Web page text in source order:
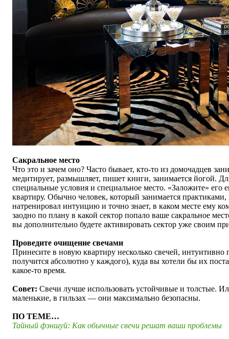
Сакральное место
Что это и зачем оно? Часто бывает, кто-то из домочадцев
медитирует, размышляет, пишет книги, занимается йогой.
специальные условия и специальное место. «Заложите» его
квартиру. Обычно человек, который занимается
натренировал интуицию и точно знает, в каком месте ему
заодно по плану в какой сектор попало ваше сакральное
вы дополнительно будете активировать сектор уже своим
Проведите очищение свечами
Принесите в новую квартиру несколько свечей, интуитивно
получится абсолютно у каждого), куда вы хотели бы их
какое-то время.
Совет: Свечи лучше использовать устойчивые и толстые.
маленькие, в гильзах — они максимально безопасны.
ПО ТЕМЕ…
Тайный фэншуй: Как обычные свечи решат ваши проблемы